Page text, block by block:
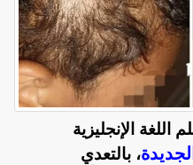
اللغة الإنجليزية
، بالتعدي